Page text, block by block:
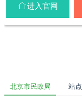
进入官网
北京市民政局 站